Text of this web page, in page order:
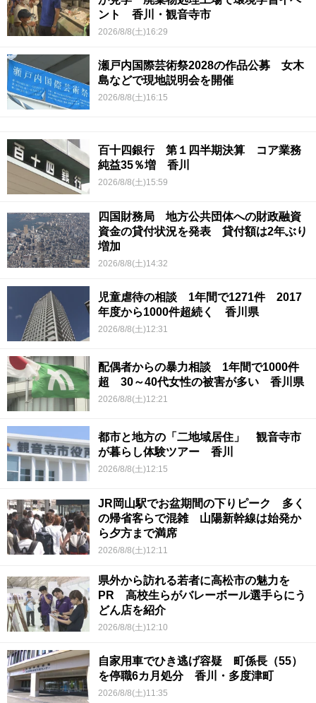
ント 香川・観音寺市
2026/8/8(土)16:29
瀬戸内国際芸術祭2028の作品公募 女木
島などで現地説明会を開催
2026/8/8(土)16:15
百十四銀行 第１四半期決算 コア業務
純益35％増 香川
2026/8/8(土)15:59
四国財務局 地方公共団体への財政融資
資金の貸付状況を発表 貸付額は2年ぶり
増加
2026/8/8(土)14:32
児童虐待の相談 1年間で1271件 2017
年度から1000件超続く 香川県
2026/8/8(土)12:31
配偶者からの暴力相談 1年間で1000件
超 30～40代女性の被害が多い 香川県
2026/8/8(土)12:21
都市と地方の「二地域居住」 観音寺市
が暮らし体験ツアー 香川
2026/8/8(土)12:15
JR岡山駅でお盆期間の下りピーク 多く
の帰省客らで混雑 山陽新幹線は始発か
ら夕方まで満席
2026/8/8(土)12:11
県外から訪れる若者に高松市の魅力を
PR 高校生らがバレーボール選手らにう
どん店を紹介
2026/8/8(土)12:10
自家用車でひき逃げ容疑 町係長（55）
を停職6カ月処分 香川・多度津町
2026/8/8(土)11:35